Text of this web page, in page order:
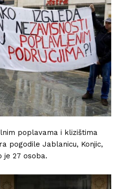
poplavama i klizištima
pogodile Jablanicu, Konjic,
je 27 osoba.